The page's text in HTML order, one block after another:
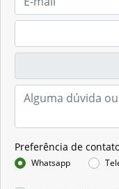
Preferência de
Whatsapp